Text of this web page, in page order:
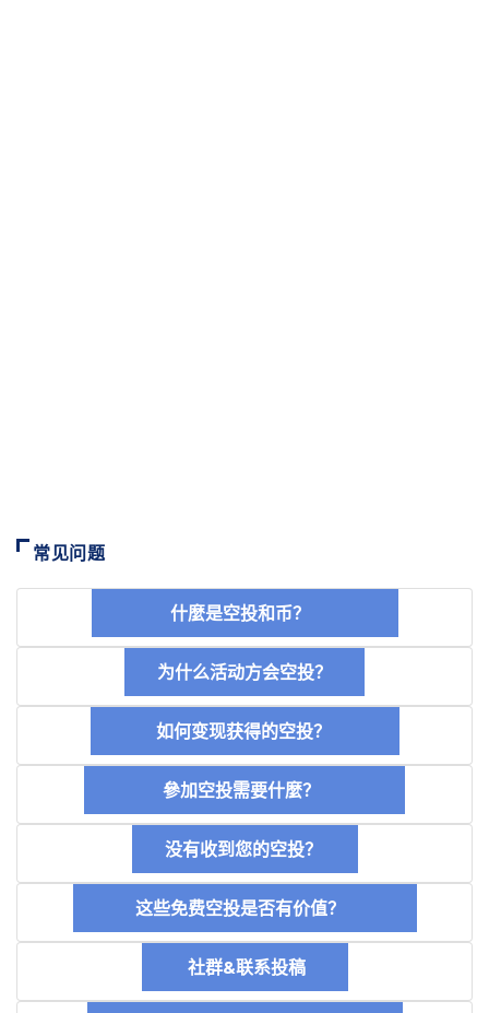
常见问题
什麼是空投和币？
为什么活动方会空投？
如何变现获得的空投？
參加空投需要什麼？
没有收到您的空投？
这些免费空投是否有价值？
社群&联系投稿